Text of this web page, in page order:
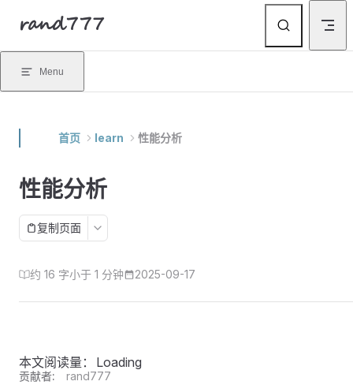
Skip to content
rand777
Menu
首页 learn 性能分析
性能分析
复制页面
约 16 字小于 1 分钟 2025-09-17
本文阅读量： Loading
贡献者: rand777